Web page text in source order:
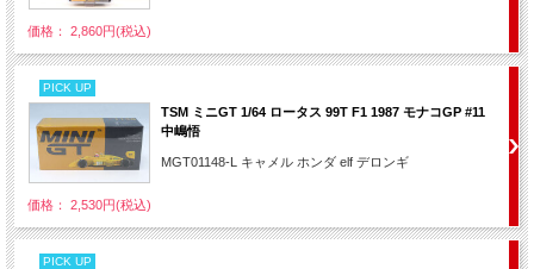
価格： 2,860円(税込)
PICK UP
TSM ミニGT 1/64 ロータス 99T F1 1987 モナコGP #11
中嶋悟
MGT01148-L キャメル ホンダ elf デロンギ
価格： 2,530円(税込)
PICK UP